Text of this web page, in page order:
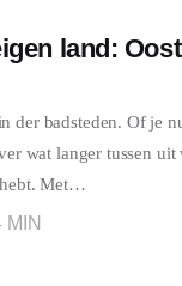
land:
der badsteden. Of je
wat langer tussen
Met…
MIN